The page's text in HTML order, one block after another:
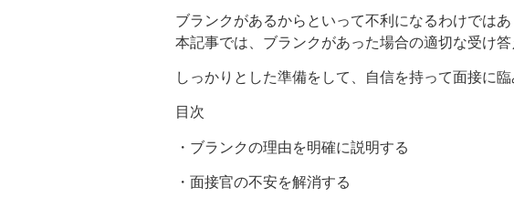
ブランクがあるからといって不利になるわけでは
本記事では、ブランクがあった場合の適切な受け
しっかりとした準備をして、自信を持って面接に臨
目次
・ブランクの理由を明確に説明する
・面接官の不安を解消する